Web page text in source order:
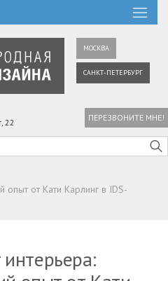
МОСКВА
САНКТ-ПЕТЕРБУРГ
22 ПЕРЕЗВОНИТЕ МНЕ!
опыт от Кати Карлинг в IDS-
интерьера: